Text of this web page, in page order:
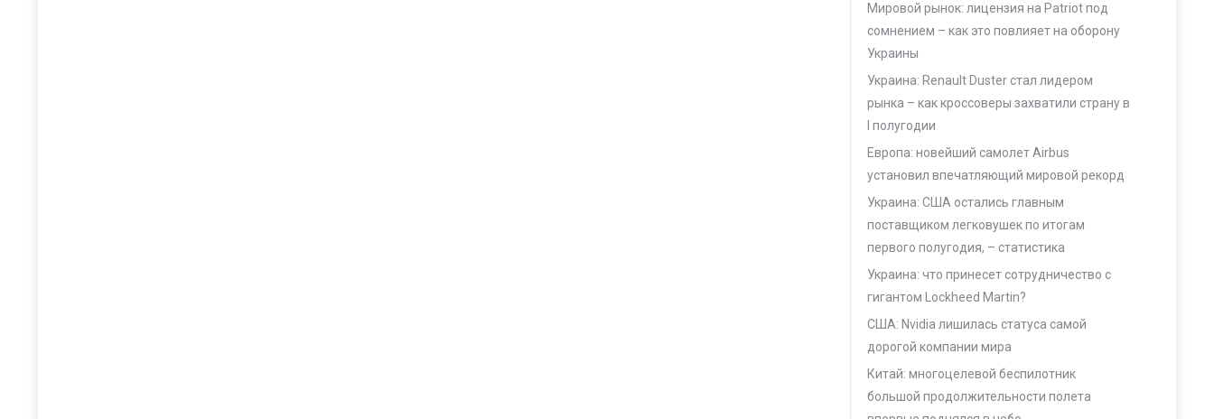
Мировой рынок: лицензия на Patriot под
сомнением – как это повлияет на оборону
Украины
Украина: Renault Duster стал лидером
рынка – как кроссоверы захватили страну в
I полугодии
Европа: новейший самолет Airbus
установил впечатляющий мировой рекорд
Украина: США остались главным
поставщиком легковушек по итогам
первого полугодия, – статистика
Украина: что принесет сотрудничество с
гигантом Lockheed Martin?
США: Nvidia лишилась статуса самой
дорогой компании мира
Китай: многоцелевой беспилотник
большой продолжительности полета